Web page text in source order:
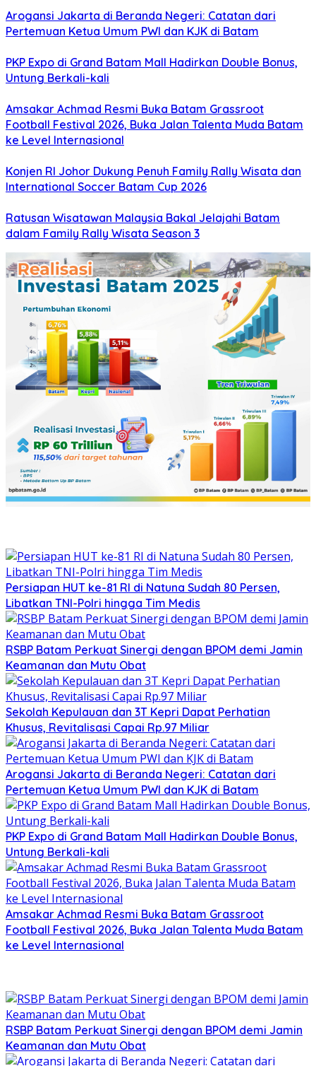
Arogansi Jakarta di Beranda Negeri: Catatan dari
Pertemuan Ketua Umum PWI dan KJK di Batam
PKP Expo di Grand Batam Mall Hadirkan Double Bonus,
Untung Berkali-kali
Amsakar Achmad Resmi Buka Batam Grassroot
Football Festival 2026, Buka Jalan Talenta Muda Batam
ke Level Internasional
Konjen RI Johor Dukung Penuh Family Rally Wisata dan
International Soccer Batam Cup 2026
Ratusan Wisatawan Malaysia Bakal Jelajahi Batam
dalam Family Rally Wisata Season 3
Persiapan HUT ke-81 RI di Natuna Sudah 80 Persen,
Libatkan TNI-Polri hingga Tim Medis
RSBP Batam Perkuat Sinergi dengan BPOM demi Jamin
Keamanan dan Mutu Obat
Sekolah Kepulauan dan 3T Kepri Dapat Perhatian
Khusus, Revitalisasi Capai Rp.97 Miliar
Arogansi Jakarta di Beranda Negeri: Catatan dari
Pertemuan Ketua Umum PWI dan KJK di Batam
PKP Expo di Grand Batam Mall Hadirkan Double Bonus,
Untung Berkali-kali
Amsakar Achmad Resmi Buka Batam Grassroot
Football Festival 2026, Buka Jalan Talenta Muda Batam
ke Level Internasional
RSBP Batam Perkuat Sinergi dengan BPOM demi Jamin
Keamanan dan Mutu Obat